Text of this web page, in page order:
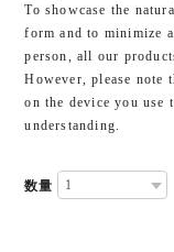
To showcase the
form and to minimize
person, all our
However, please note
on the device you use
understanding.
数量